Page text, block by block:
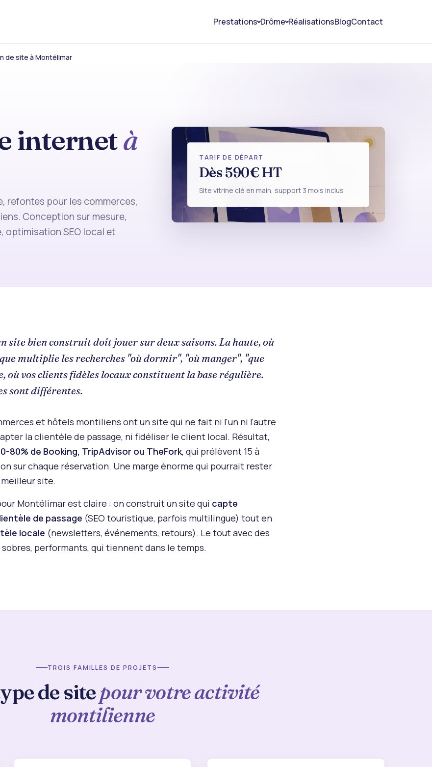
Prestations Drôme RéalisationsBlogContact
de site à Montélimar
internetà
refontes pour les commerces,
Conception sur mesure,
SEO local et
Montélimar
CRÉATION DE SITE
TARIF DE DÉPART
Dès 590€ HT
Site vitrine clé en main, support 3 mois inclus
site bien construit doit jouer sur deux saisons. La haute, où
multiplie les recherches "où dormir", "où manger", "que
où vos clients fidèles locaux constituent la base régulière.
sont différentes.
et hôtels montiliens ont un site qui ne fait ni l'un ni l'autre
la clientèle de passage, ni fidéliser le client local. Résultat,
80% de Booking, TripAdvisor ou TheFork, qui prélèvent 15 à
sur chaque réservation. Une marge énorme qui pourrait rester
site.
Montélimar est claire : on construit un site qui capte
de passage (SEO touristique, parfois multilingue) tout en
locale (newsletters, événements, retours). Le tout avec des
performants, qui tiennent dans le temps.
TROIS FAMILLES DE PROJETS
de sitepour votre activité
montilienne